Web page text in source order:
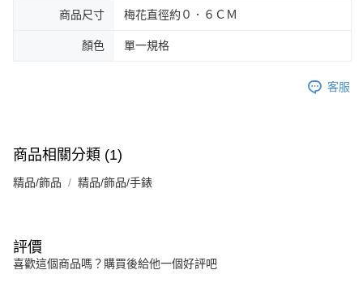
商品尺寸 梅花直徑約０．６ＣＭ
顏色 單一規格
客服
商品相關分類 (1)
精品/飾品 精品/飾品/手錶
評價
喜歡這個商品嗎？購買後給他一個好評吧